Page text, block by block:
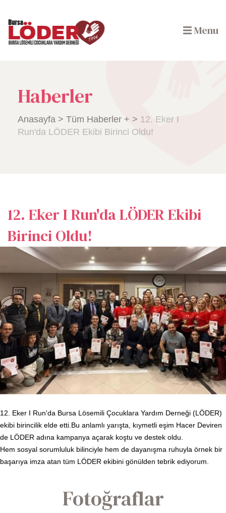
Menu
Haberler
Anasayfa > Tüm Haberler + > 12. Eker I
Run'da LÖDER Ekibi Birinci Oldu!
12. Eker I Run'da LÖDER Ekibi
Birinci Oldu!
12. Eker I Run'da Bursa Lösemili Çocuklara Yardım Derneği (LÖDER)
ekibi birincilik elde etti.Bu anlamlı yarışta, kıymetli eşim Hacer Deviren
de LÖDER adına kampanya açarak koştu ve destek oldu.
Hem sosyal sorumluluk bilinciyle hem de dayanışma ruhuyla örnek bir
başarıya imza atan tüm LÖDER ekibini gönülden tebrik ediyorum.
Fotoğraflar